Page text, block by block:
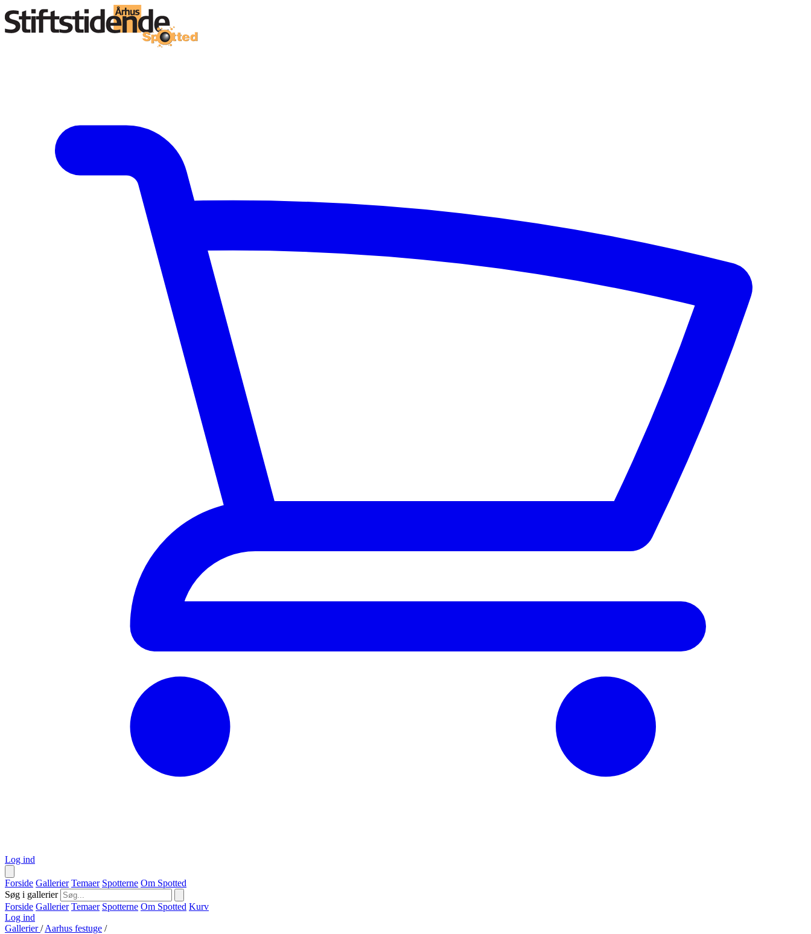
Log ind
Forside Gallerier Temaer Spotterne Om Spotted
Søg i gallerier
Forside Gallerier Temaer Spotterne Om Spotted Kurv
Log ind
Gallerier/ Aarhus festuge /